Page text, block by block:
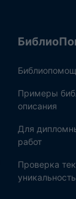
Примеры
описания
Для
работ
Проверка
уникальность